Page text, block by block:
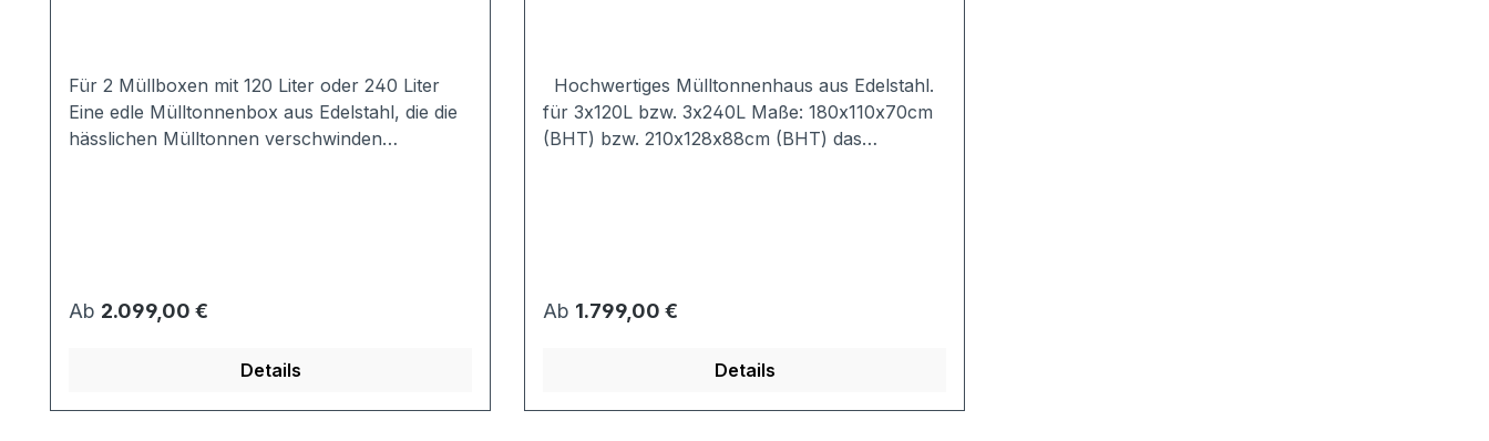
Für 2 Müllboxen mit 120 Liter oder 240 Liter
Eine edle Mülltonnenbox aus Edelstahl, die die
hässlichen Mülltonnen verschwinden
gefertigt Maße:120 Liter:2er Haus: 143x100x75
cm (BHT)240 Liter:2er Haus: 165x118x86 cm
und Knebelgriffoptional wählbar: Pflanzdach
mit Ablaufrohr am hinteren Rand für
Regulärer Preis:
Ab 2.099,00 €
Details
Hochwertiges Mülltonnenhaus aus Edelstahl.
für 3x120L bzw. 3x240L Maße: 180x110x70cm
(BHT) bzw. 210x128x88cm (BHT) das
höhenverstellbar optional mit Dreikantschloss
lieferbar made in Germany wahlweiße mit
Pultdachs zur Rückseite, damit Regenwasser
problemlos ablaufen kann Pflanzwanne
Regulärer Preis:
Ab 1.799,00 €
Details